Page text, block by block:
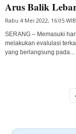
Arus Balik
Rabu 4 Mei 2022, 16:05 WIB
SERANG – Memasuki
melakukan evalulasi
yang berlangsung pada...